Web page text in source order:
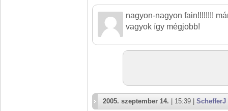
nagyon-nagyon fain!!!!!!!!
vagyok így mégjobb!
2005. szeptember 14. | 15:39 | SchefferJ